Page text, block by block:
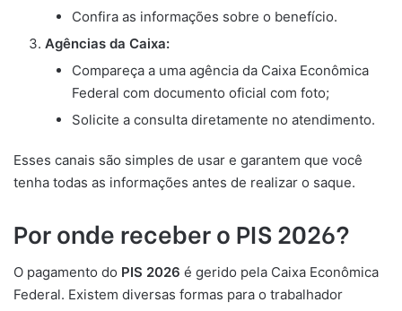
Confira as informações sobre o benefício.
Agências da Caixa:
Compareça a uma agência da Caixa Econômica
Federal com documento oficial com foto;
Solicite a consulta diretamente no atendimento.
Esses canais são simples de usar e garantem que você
tenha todas as informações antes de realizar o saque.
Por onde receber o PIS 2026?
O pagamento do PIS 2026 é gerido pela Caixa Econômica
Federal. Existem diversas formas para o trabalhador